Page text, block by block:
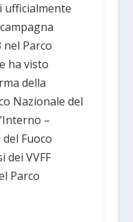
ufficialmente
Parco
ha visto
della
Nazionale del
–
Fuoco
dei VVFF
Parco